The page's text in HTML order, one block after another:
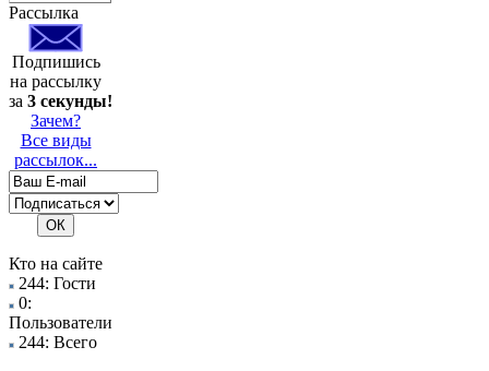
Рассылка
Подпишись
на рассылку
за 3 секунды!
Зачем?
Все виды
рассылок...
Кто на сайте
244: Гости
0:
Пользователи
244: Всего